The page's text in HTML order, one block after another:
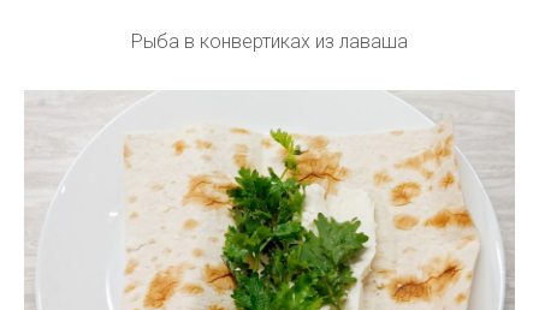
Рыба в конвертиках из лаваша